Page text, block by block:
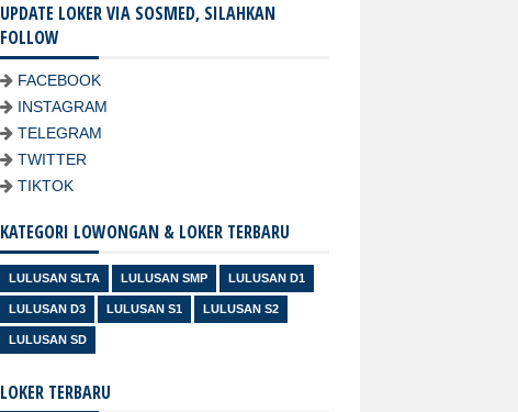
UPDATE LOKER VIA SOSMED, SILAHKAN
FOLLOW
FACEBOOK
INSTAGRAM
TELEGRAM
TWITTER
TIKTOK
KATEGORI LOWONGAN & LOKER TERBARU
LULUSAN SLTA LULUSAN SMP LULUSAN D1
LULUSAN D3 LULUSAN S1 LULUSAN S2
LULUSAN SD
LOKER TERBARU